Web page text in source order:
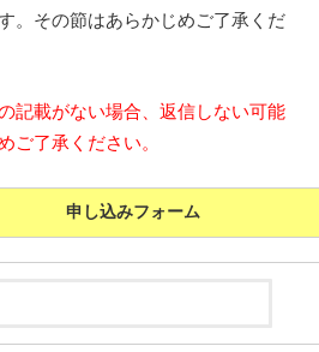
。その節はあらかじめご了承くだ
記載がない場合、返信しない可能
ご了承ください。
申し込みフォーム